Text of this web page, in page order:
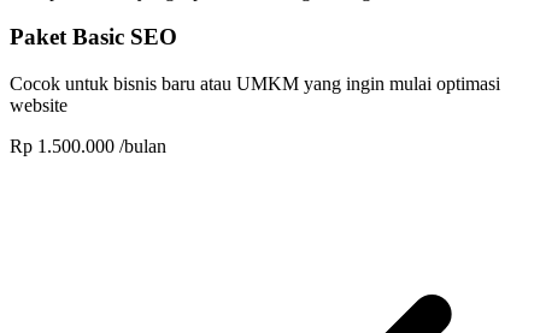
Paket Basic SEO
Cocok untuk bisnis baru atau UMKM yang ingin mulai optimasi
website
Rp 1.500.000 /bulan